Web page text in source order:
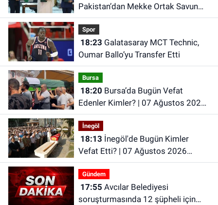
Pakistan’dan Mekke Ortak Savunma
Anlaşması
Spor
18:23
Oumar Ballo’yu Transfer Etti
Bursa
18:20
Edenler Kimler? | 07 Ağustos 2026
Cuma
İnegöl
18:13
Vefat Etti? | 07 Ağustos 2026
Cuma
Gündem
17:55
soruşturmasında 12 şüpheli için